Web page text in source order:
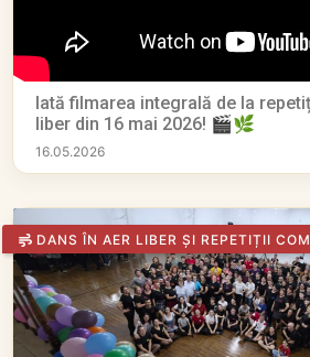
Iată filmarea integrală de la
liber din 16 mai 2026! 🎬🌿
16.05.2026
DANS ÎN AER LIBER ȘI REPETIȚII